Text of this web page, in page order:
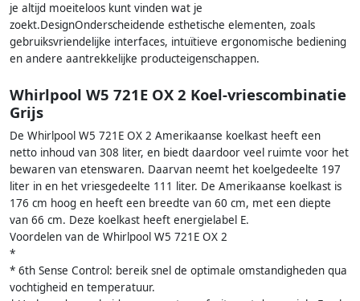
je altijd moeiteloos kunt vinden wat je
zoekt.DesignOnderscheidende esthetische elementen, zoals
gebruiksvriendelijke interfaces, intuïtieve ergonomische bediening
en andere aantrekkelijke producteigenschappen.
Whirlpool W5 721E OX 2 Koel-vriescombinatie
Grijs
De Whirlpool W5 721E OX 2 Amerikaanse koelkast heeft een
netto inhoud van 308 liter, en biedt daardoor veel ruimte voor het
bewaren van etenswaren. Daarvan neemt het koelgedeelte 197
liter in en het vriesgedeelte 111 liter. De Amerikaanse koelkast is
176 cm hoog en heeft een breedte van 60 cm, met een diepte
van 66 cm. Deze koelkast heeft energielabel E.
Voordelen van de Whirlpool W5 721E OX 2
*
* 6th Sense Control: bereik snel de optimale omstandigheden qua
vochtigheid en temperatuur.